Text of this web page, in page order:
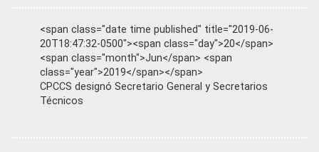
<span class="date time published" title="2019-06-
20T18:47:32-0500"><span class="day">20</span>
<span class="month">Jun</span> <span
class="year">2019</span></span>
CPCCS designó Secretario General y Secretarios
Técnicos